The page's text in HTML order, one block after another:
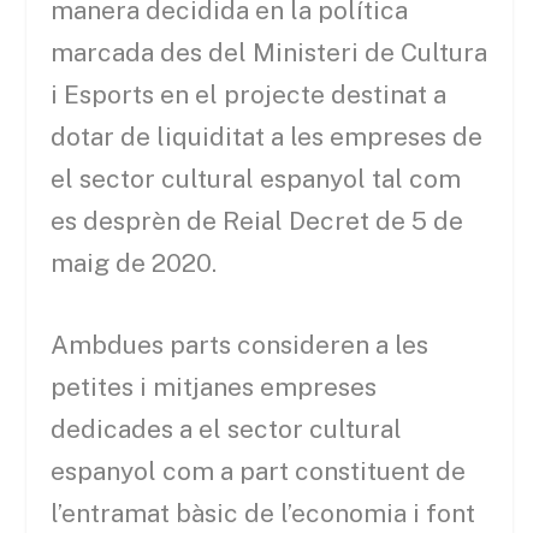
manera decidida en la política
marcada des del Ministeri de Cultura
i Esports en el projecte destinat a
dotar de liquiditat a les empreses de
el sector cultural espanyol tal com
es desprèn de Reial Decret de 5 de
maig de 2020.
Ambdues parts consideren a les
petites i mitjanes empreses
dedicades a el sector cultural
espanyol com a part constituent de
l’entramat bàsic de l’economia i font